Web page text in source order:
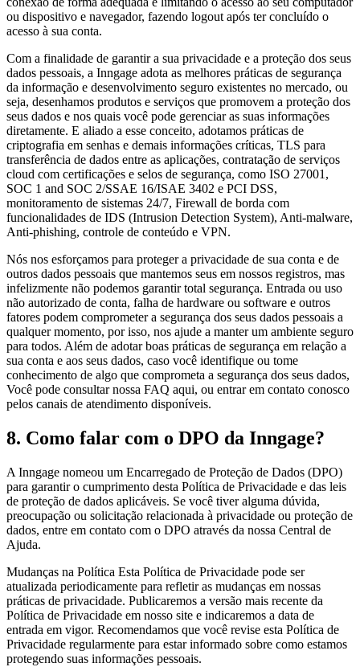
ou dispositivo e navegador, fazendo logout após ter concluído o
acesso à sua conta.
Com a finalidade de garantir a sua privacidade e a proteção dos seus
dados pessoais, a Inngage adota as melhores práticas de segurança
da informação e desenvolvimento seguro existentes no mercado, ou
seja, desenhamos produtos e serviços que promovem a proteção dos
seus dados e nos quais você pode gerenciar as suas informações
diretamente. E aliado a esse conceito, adotamos práticas de
criptografia em senhas e demais informações críticas, TLS para
transferência de dados entre as aplicações, contratação de serviços
cloud com certificações e selos de segurança, como ISO 27001,
SOC 1 and SOC 2/SSAE 16/ISAE 3402 e PCI DSS,
monitoramento de sistemas 24/7, Firewall de borda com
funcionalidades de IDS (Intrusion Detection System), Anti-malware,
Anti-phishing, controle de conteúdo e VPN.
Nós nos esforçamos para proteger a privacidade de sua conta e de
outros dados pessoais que mantemos seus em nossos registros, mas
infelizmente não podemos garantir total segurança. Entrada ou uso
não autorizado de conta, falha de hardware ou software e outros
fatores podem comprometer a segurança dos seus dados pessoais a
qualquer momento, por isso, nos ajude a manter um ambiente seguro
para todos. Além de adotar boas práticas de segurança em relação a
sua conta e aos seus dados, caso você identifique ou tome
conhecimento de algo que comprometa a segurança dos seus dados,
Você pode consultar nossa FAQ aqui, ou entrar em contato conosco
pelos canais de atendimento disponíveis.
8. Como falar com o DPO da Inngage?
A Inngage nomeou um Encarregado de Proteção de Dados (DPO)
para garantir o cumprimento desta Política de Privacidade e das leis
de proteção de dados aplicáveis. Se você tiver alguma dúvida,
preocupação ou solicitação relacionada à privacidade ou proteção de
dados, entre em contato com o DPO através da nossa Central de
Ajuda.
Mudanças na Política Esta Política de Privacidade pode ser
atualizada periodicamente para refletir as mudanças em nossas
práticas de privacidade. Publicaremos a versão mais recente da
Política de Privacidade em nosso site e indicaremos a data de
entrada em vigor. Recomendamos que você revise esta Política de
Privacidade regularmente para estar informado sobre como estamos
protegendo suas informações pessoais.